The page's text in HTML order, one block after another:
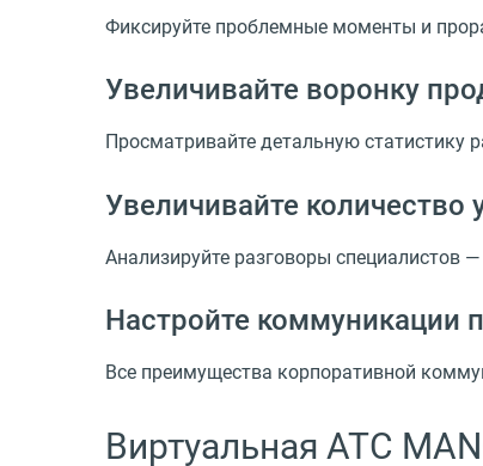
Фиксируйте проблемные моменты и
Увеличивайте воронку
Просматривайте детальную статистику
Увеличивайте
Анализируйте разговоры специалистов
Настройте коммуникации
Все преимущества корпоративной
Виртуальная АТС